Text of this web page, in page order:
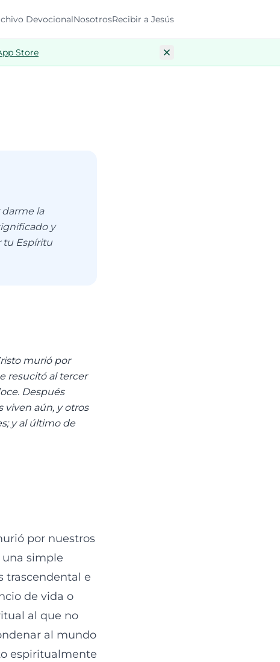
DevocionalNosotrosRecibir a Jesús
Store
darme la
y
tu Espíritu
murió por
resucitó al tercer
Después
viven aún, y otros
y al último de
por nuestros
una simple
trascendental e
de vida o
al que no
al mundo
espiritualmente